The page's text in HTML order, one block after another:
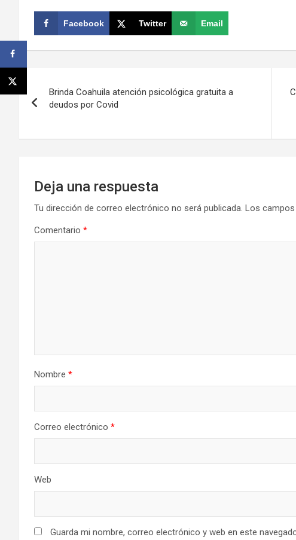
Facebook Twitter Email
de
Brinda Coahuila atención psicológica gratuita a
deudos por Covid
Deja una respuesta
Tu dirección de correo electrónico no será publicada. Los
Comentario *
Nombre *
Correo electrónico *
Web
Guarda mi nombre, correo electrónico y web en este